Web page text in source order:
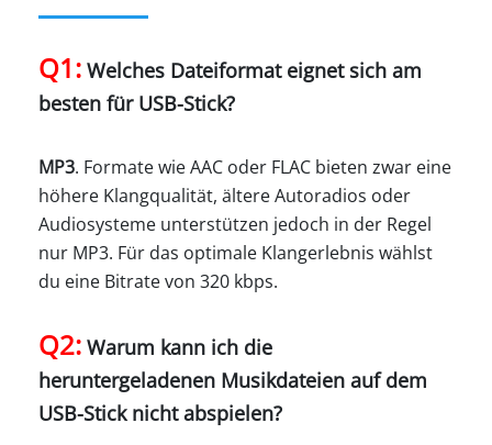
Q1: Welches Dateiformat eignet sich am
besten für USB-Stick?
MP3. Formate wie AAC oder FLAC bieten zwar eine
höhere Klangqualität, ältere Autoradios oder
Audiosysteme unterstützen jedoch in der Regel
nur MP3. Für das optimale Klangerlebnis wählst
du eine Bitrate von 320 kbps.
Q2: Warum kann ich die
heruntergeladenen Musikdateien auf dem
USB-Stick nicht abspielen?